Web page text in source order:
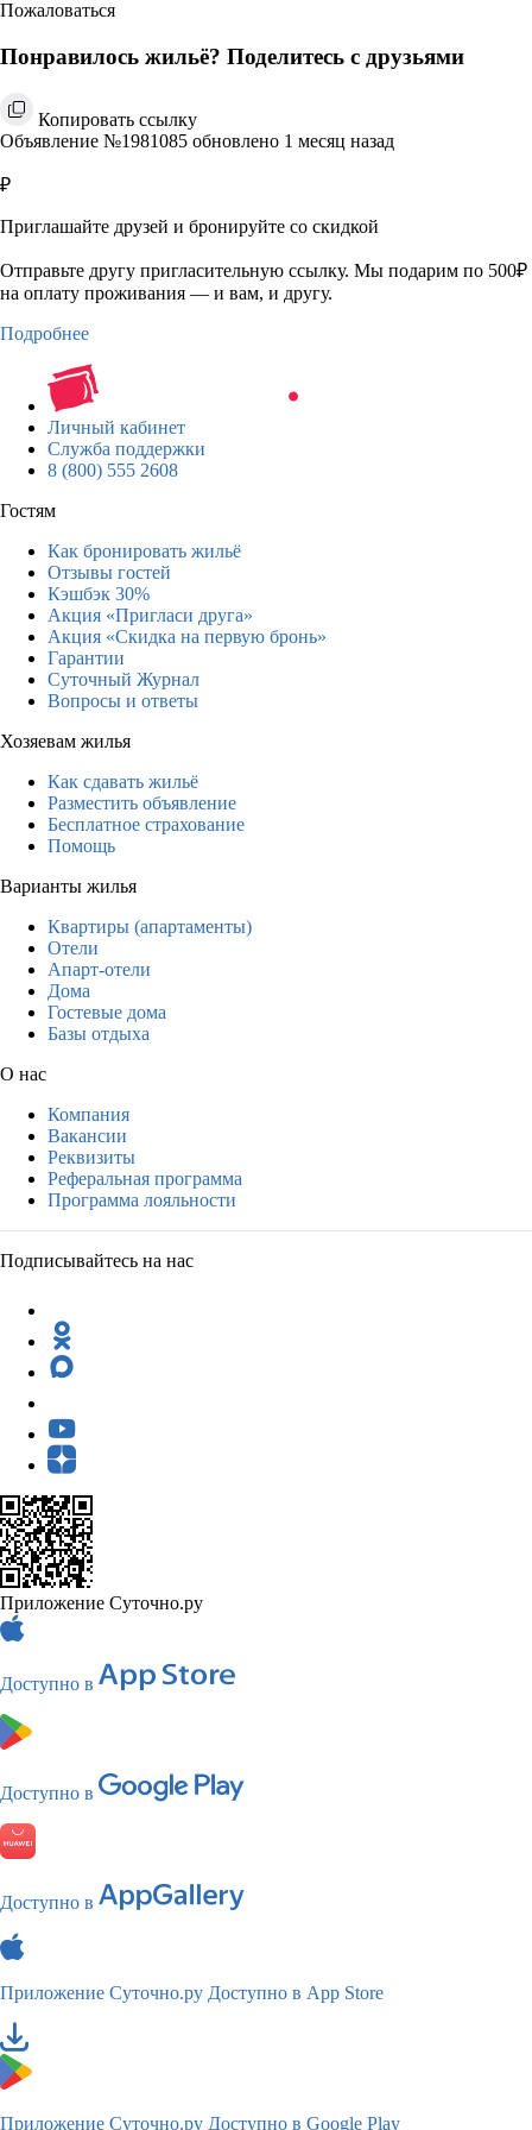
Пожаловаться
Понравилось жильё? Поделитесь с друзьями
Копировать ссылку
Объявление №1981085 обновлено 1 месяц назад
₽
Приглашайте друзей и бронируйте со скидкой
Отправьте другу пригласительную ссылку. Мы подарим по 500₽
на оплату проживания — и вам, и другу.
Подробнее
Личный кабинет
Служба поддержки
8 (800) 555 2608
Гостям
Как бронировать жильё
Отзывы гостей
Кэшбэк 30%
Акция «Пригласи друга»
Акция «Скидка на первую бронь»
Гарантии
Суточный Журнал
Вопросы и ответы
Хозяевам жилья
Как сдавать жильё
Разместить объявление
Бесплатное страхование
Помощь
Варианты жилья
Квартиры (апартаменты)
Отели
Апарт-отели
Дома
Гостевые дома
Базы отдыха
О нас
Компания
Вакансии
Реквизиты
Реферальная программа
Программа лояльности
Подписывайтесь на нас
Приложение Суточно.ру
Доступно в
Доступно в
Доступно в
Приложение Суточно.ру Доступно в App Store
Приложение Суточно.ру Доступно в Google Play